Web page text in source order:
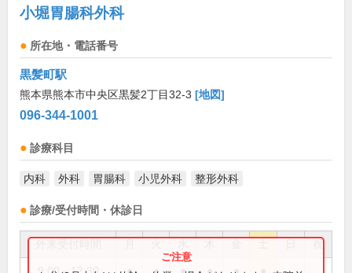
小堀胃腸科外科
所在地・電話番号
黒髪町駅
熊本県熊本市中央区黒髪2丁目32-3 [地図]
096-344-1001
診療科目
内科 外科 胃腸科 小児外科 整形外科
診療/受付時間・休診日
祝